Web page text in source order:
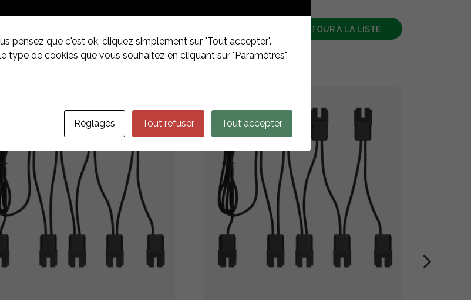
RETOUR À LA LISTE
pensez que c'est ok, cliquez simplement sur "Tout accepter".
type de cookies que vous souhaitez en cliquant sur "Paramètres".
Réglages Tout refuser Tout accepter